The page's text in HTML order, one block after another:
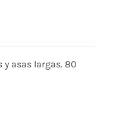
y asas largas. 80